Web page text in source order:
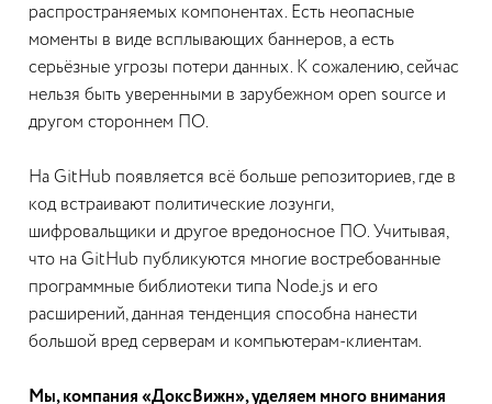
распространяемых компонентах. Есть неопасные
моменты в виде всплывающих баннеров, а есть
серьёзные угрозы потери данных. К сожалению, сейчас
нельзя быть уверенными в зарубежном open source и
другом стороннем ПО.
На GitHub появляется всё больше репозиториев, где в
код встраивают политические лозунги,
шифровальщики и другое вредоносное ПО. Учитывая,
что на GitHub публикуются многие востребованные
программные библиотеки типа Node.js и его
расширений, данная тенденция способна нанести
большой вред серверам и компьютерам-клиентам.
Мы, компания «ДоксВижн», уделяем много внимания